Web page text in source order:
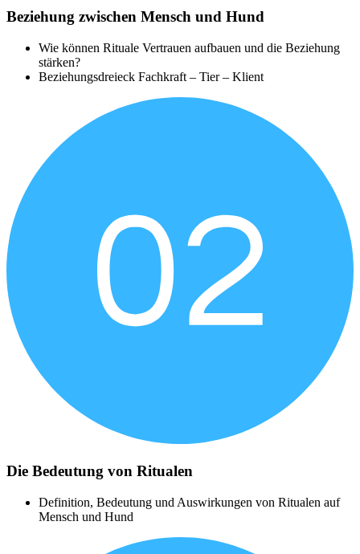
Beziehung zwischen Mensch und Hund
Wie können Rituale Vertrauen aufbauen und die Beziehung
stärken?
Beziehungsdreieck Fachkraft – Tier – Klient
Die Bedeutung von Ritualen
Definition, Bedeutung und Auswirkungen von Ritualen auf
Mensch und Hund